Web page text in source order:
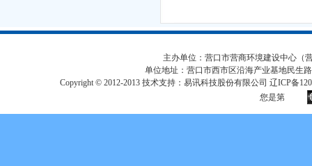
主办单位：营口市营商环境建设中心（
单位地址：营口市西市区沿海产业基地民生
Copyright © 2012-2013 技术支持：易讯科技股份有限公司 辽ICP备
您是第